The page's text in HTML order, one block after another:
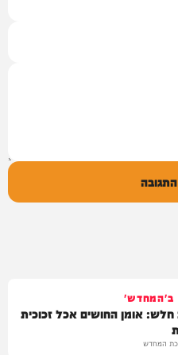
ב'המחדש'
אומן החושים אכל זכוכית
המחדש